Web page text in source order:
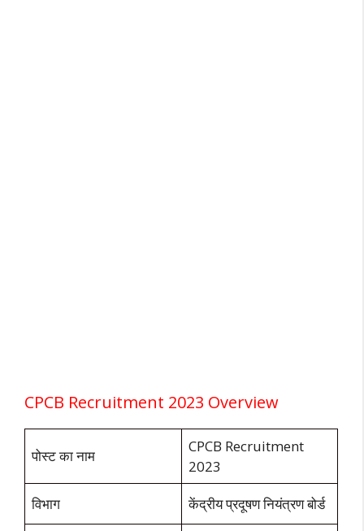
CPCB Recruitment 2023 Overview
पोस्ट का नाम
CPCB Recruitment
2023
विभाग
केंद्रीय प्रदूषण नियंत्रण बोर्ड